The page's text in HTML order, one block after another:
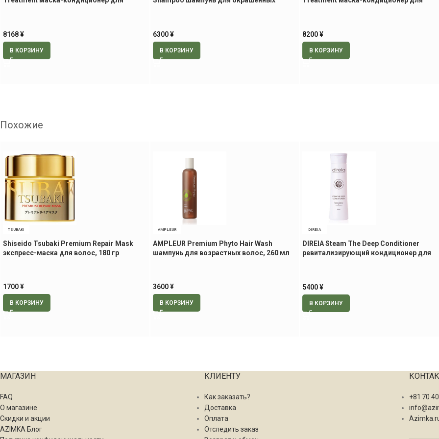
8168¥
В КОРЗИНУ
6300¥
В КОРЗИНУ
8200¥
В КОРЗИНУ
Похожие
TSUBAKI
Shiseido Tsubaki Premium Repair Mask
экспресс-маска для волос, 180 гр
1700¥
В КОРЗИНУ
AMPLEUR
AMPLEUR Premium Phyto Hair Wash
шампунь для возрастных волос, 260 мл
3600¥
В КОРЗИНУ
DIREIA
DIREIA Steam The Deep Conditioner
ревитализирующий кондиционер для
5400¥
В КОРЗИНУ
МАГАЗИН
FAQ
О магазине
Скидки и акции
AZIMKA Блог
КЛИЕНТУ
Как заказать?
Доставка
Оплата
Отследить заказ
+81 70